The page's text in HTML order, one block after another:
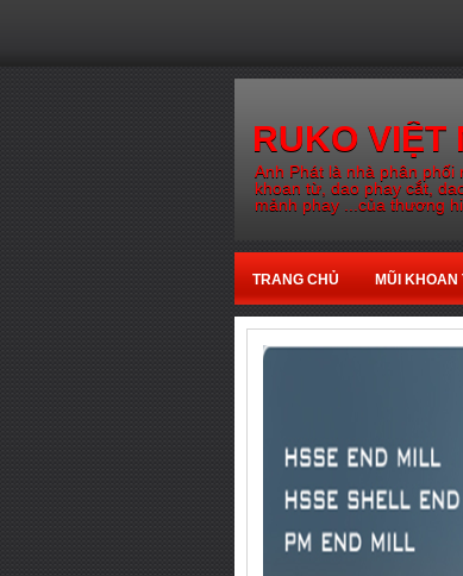
RUKO VIỆT
Anh Phát là nhà phân phối
khoan từ, dao phay cắt,
mảnh phay ...của thương
TRANG CHỦ MŨI KHOAN